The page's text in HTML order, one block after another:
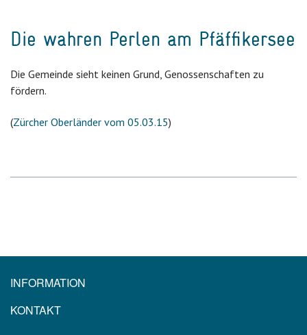
Die wahren Perlen am Pfäffikersee
Die Gemeinde sieht keinen Grund, Genossenschaften zu
fördern.
(Zürcher Oberländer vom 05.03.15)
INFORMATION
KONTAKT